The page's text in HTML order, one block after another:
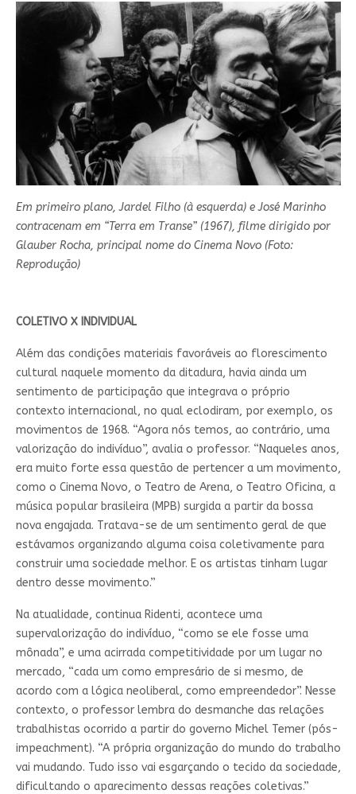
Em primeiro plano, Jardel Filho (à esquerda) e José Marinho
contracenam em “Terra em Transe” (1967), filme dirigido por
Glauber Rocha, principal nome do Cinema Novo (Foto:
Reprodução)
COLETIVO X INDIVIDUAL
Além das condições materiais favoráveis ao florescimento
cultural naquele momento da ditadura, havia ainda um
sentimento de participação que integrava o próprio
contexto internacional, no qual eclodiram, por exemplo, os
movimentos de 1968. “Agora nós temos, ao contrário, uma
valorização do indivíduo”, avalia o professor. “Naqueles anos,
era muito forte essa questão de pertencer a um movimento,
como o Cinema Novo, o Teatro de Arena, o Teatro Oficina, a
música popular brasileira (MPB) surgida a partir da bossa
nova engajada. Tratava-se de um sentimento geral de que
estávamos organizando alguma coisa coletivamente para
construir uma sociedade melhor. E os artistas tinham lugar
dentro desse movimento.”
Na atualidade, continua Ridenti, acontece uma
supervalorização do indivíduo, “como se ele fosse uma
mônada”, e uma acirrada competitividade por um lugar no
mercado, “cada um como empresário de si mesmo, de
acordo com a lógica neoliberal, como empreendedor”. Nesse
contexto, o professor lembra do desmanche das relações
trabalhistas ocorrido a partir do governo Michel Temer (pós-
impeachment). “A própria organização do mundo do trabalho
vai mudando. Tudo isso vai esgarçando o tecido da sociedade,
dificultando o aparecimento dessas reações coletivas.”